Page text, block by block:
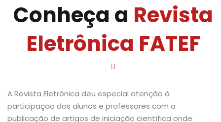
Conheça a Revista
Eletrônica FATEF
A Revista Eletrônica deu especial atenção à
participação dos alunos e professores com a
publicação de artigos de iniciação científica onde